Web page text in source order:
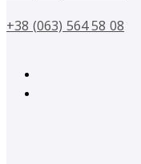
+38 (063) 564 58 08